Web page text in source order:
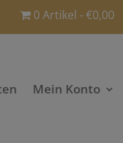
0 Artikel €0,00
Mein Konto